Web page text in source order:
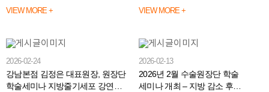
진행!
VIEW MORE +
세미나 현장 공개!
VIEW MORE +
2026-02-24
강남본점 김정은 대표원장, 원장단
학술세미나 지방줄기세포 강연
2026-02-13
2026년 2월 수술원장단 학술
세미나 개최 – 지방 감소 후